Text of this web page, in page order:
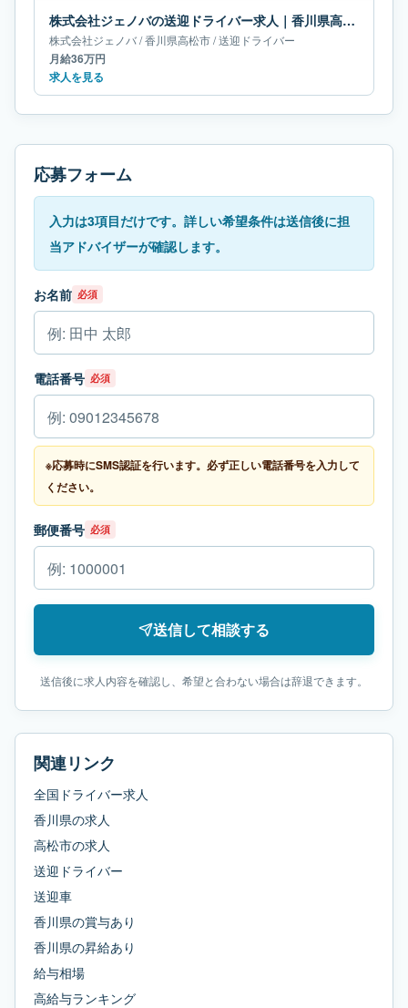
株式会社ジェノバの送迎ドライバー求人｜香川県高松市｜月給36万円
株式会社ジェノバ/香川県高松市/送迎ドライバー
月給36万円
求人を見る
応募フォーム
入力は3項目だけです。詳しい希望条件は送信後に担
当アドバイザーが確認します。
お名前 必須
電話番号 必須
※応募時にSMS認証を行います。必ず正しい電話番号を入力して
ください。
郵便番号 必須
送信して相談する
送信後に求人内容を確認し、希望と合わない場合は辞退できます。
関連リンク
全国ドライバー求人
香川県の求人
高松市の求人
送迎ドライバー
送迎車
香川県の賞与あり
香川県の昇給あり
給与相場
高給与ランキング